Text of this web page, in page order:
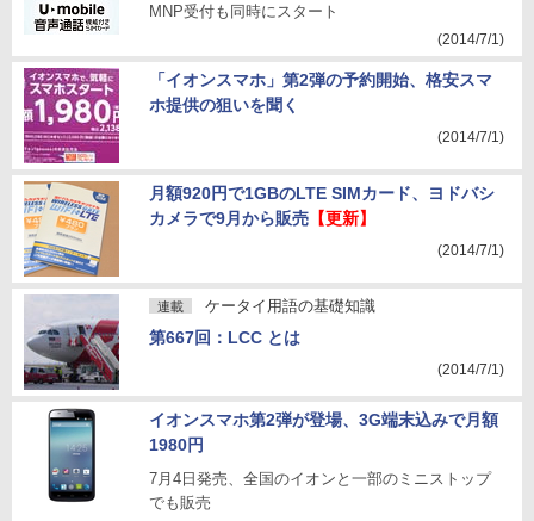
MNP受付も同時にスタート
(2014/7/1)
「イオンスマホ」第2弾の予約開始、格安スマ
ホ提供の狙いを聞く
(2014/7/1)
月額920円で1GBのLTE SIMカード、ヨドバシ
カメラで9月から販売【更新】
(2014/7/1)
連載 ケータイ用語の基礎知識
第667回：LCC とは
(2014/7/1)
イオンスマホ第2弾が登場、3G端末込みで月額
1980円
7月4日発売、全国のイオンと一部のミニストップ
でも販売